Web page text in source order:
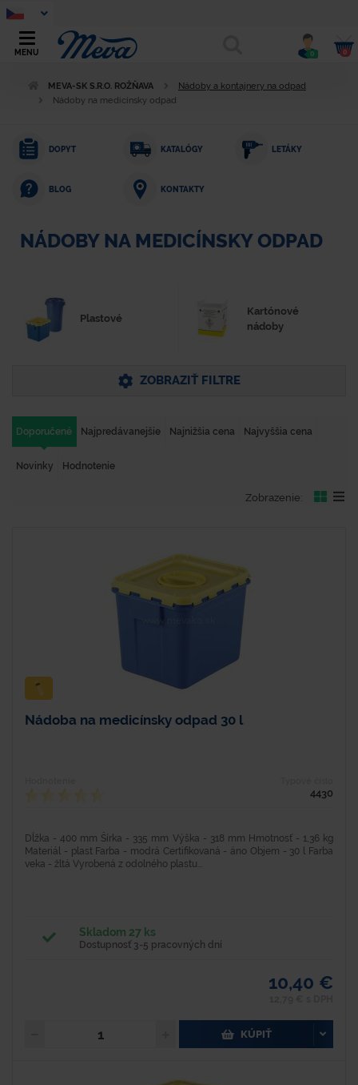
MENU 0 0
MEVA-SK S.R.O. ROŽŇAVA
Nádoby a kontajnery na odpad
Nádoby na medicínsky odpad
DOPYT KATALÓGY LETÁKY
BLOG KONTAKTY
NÁDOBY NA MEDICÍNSKY ODPAD
Plastové
Kartónové
nádoby
ZOBRAZIŤ FILTRE
Doporučené Najpredávanejšie Najnižšia cena Najvyššia cena
Novinky Hodnotenie
Zobrazenie:
Nádoba na medicínsky odpad 30 l
4430
Dĺžka - 400 mm Šírka - 335 mm Výška - 318 mm Hmotnosť - 1,36 kg
Materiál - plast Farba - modrá Certifikovaná - áno Objem - 30 l Farba
veka - žltá Vyrobená z odolného plastu...
Skladom 27 ks
Dostupnosť 3-5 pracovných dní
10,40 €
KÚPIŤ